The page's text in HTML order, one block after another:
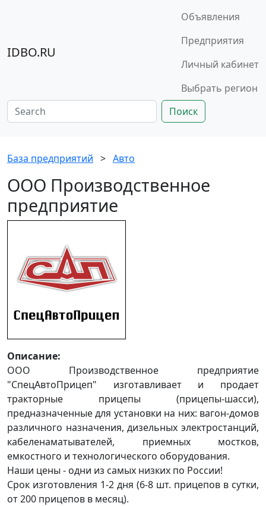
IDBO.RU
Объявления
Предприятия
Личный кабинет
Выбрать регион
Поиск
База предприятий > Авто
ООО Производственное
предприятие
Описание:
ООО Производственное предприятие
"СпецАвтоПрицеп" изготавливает и продает
тракторные прицепы (прицепы-шасси),
предназначенные для установки на них: вагон-домов
различного назначения, дизельных электростанций,
кабеленаматывателей, приемных мостков,
емкостного и технологического оборудования.
Наши цены - одни из самых низких по России!
Срок изготовления 1-2 дня (6-8 шт. прицепов в сутки,
от 200 прицепов в месяц).